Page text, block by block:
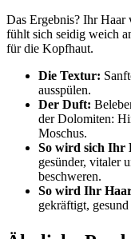
Das Ergebnis? Ihr Haar
fühlt sich seidig weich
für die Kopfhaut.
Die Textur:
ausspülen.
Der Duft:
der Dolomiten:
Moschus.
So wird sich Ihr
gesünder, vitaler
beschweren.
So wird Ihr Haar
gekräftigt,
Aktivstoffe